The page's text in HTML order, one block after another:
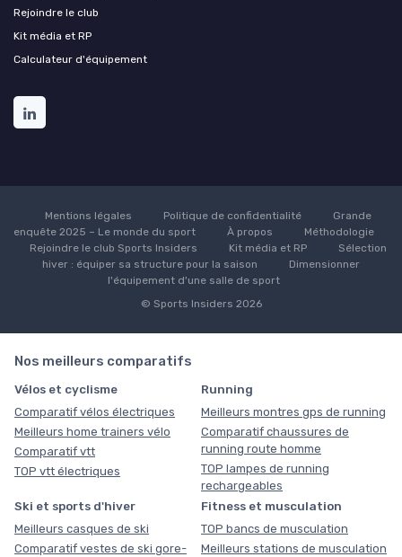
Rejoindre le club
Kit média et RP
Calculateur d'équipement
Mentions légales Politique de confidentialité
Grande
enquête 2025 – Le monde du sport
À propos
Méthodologie
Rejoindre le club Sports Insiders
Kit média et RP
Sélection
hiver : équiper sa structure pour la saison
Dimensionner
l'équipement d'une salle de sport
© Sports Insiders 2026
Nos meilleurs comparatifs
Vélos et cyclisme
Comparatif vélos électriques
Meilleurs home trainers vélo
Comparatif vtt
TOP vtt électriques
Running
Meilleurs montres gps de running
Comparatif chaussures de
running route homme
TOP lampes de running
rechargeables
Ski et sports d'hiver
Meilleurs casques de ski
Comparatif vestes de ski gore-
Fitness et musculation
TOP bancs de musculation
Meilleurs stations de musculation